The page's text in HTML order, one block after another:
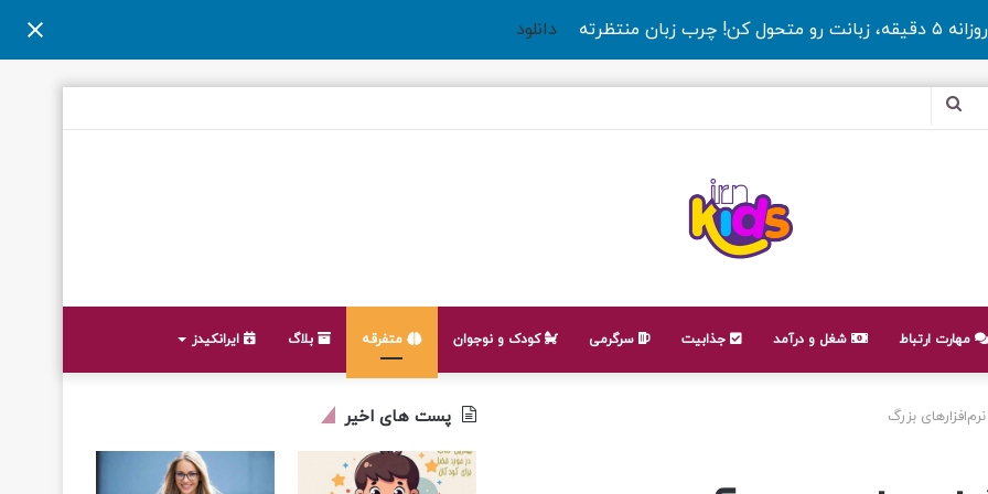
روزانه ۵ دقیقه، زبانت رو متحول کن! چرب زبان منتظرته دانلود
جستجو
مهارت ارتباط شغل و درآمد جذابیت سرگرمی کودک و نوجوان متفرقه بلاگ ایرانکیدز
بزرگ پست های اخیر